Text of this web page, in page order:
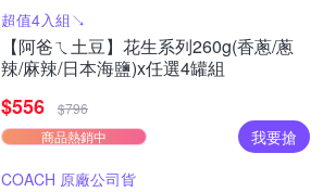
超值4入組↘︎
【阿爸ㄟ土豆】花生系列260g(香蔥/蔥
辣/麻辣/日本海鹽)x任選4罐組
$556
$796
商品熱銷中
我要搶
COACH 原廠公司貨